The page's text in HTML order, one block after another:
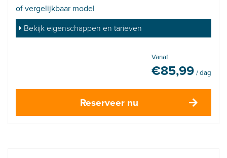
of vergelijkbaar model
Bekijk eigenschappen en tarieven
Vanaf
€85,99 / dag
Reserveer nu